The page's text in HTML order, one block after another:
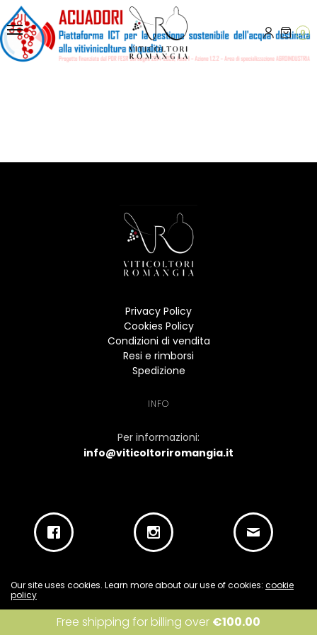
0
Privacy Policy
Cookies Policy
Condizioni di vendita
Resi e rimborsi
Spedizione
INFO
Per informazioni:
info@viticoltoriromangia.it
Our site uses cookies. Learn more about our use of cookies: cookie
policy
I accept
Free shipping for billing over €100.00